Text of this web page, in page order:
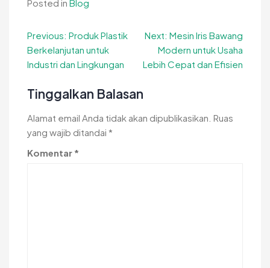
Posted in Blog
Navigasi
pos
Previous: Produk Plastik
Berkelanjutan untuk
Industri dan Lingkungan
Next: Mesin Iris Bawang
Modern untuk Usaha
Lebih Cepat dan Efisien
Tinggalkan Balasan
Alamat email Anda tidak akan dipublikasikan. Ruas
yang wajib ditandai *
Komentar *